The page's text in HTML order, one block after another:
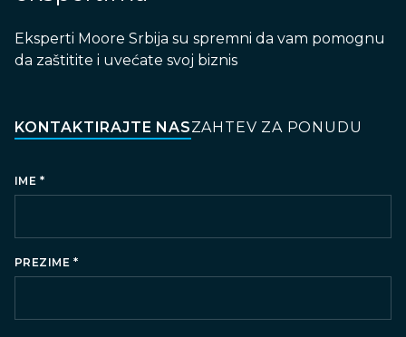
Eksperti Moore Srbija su spremni da vam pomognu
da zaštitite i uvećate svoj biznis
KONTAKTIRAJTE NASZAHTEV ZA PONUDU
IME *
PREZIME *